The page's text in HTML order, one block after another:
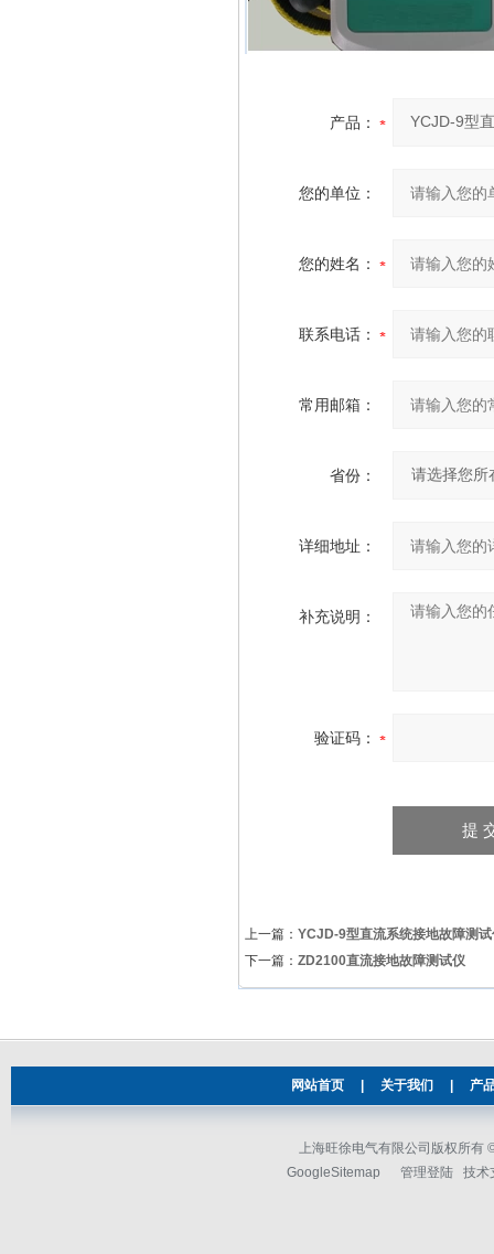
产品：
您的单位：
您的姓名：
联系电话：
常用邮箱：
省份：
详细地址：
补充说明：
验证码：
上一篇： YCJD-9型直流系统接地故障测试
下一篇： ZD2100直流接地故障测试仪
网站首页 关于我们 产
上海旺徐电气有限公司版权所有
GoogleSitemap
管理登陆 技术